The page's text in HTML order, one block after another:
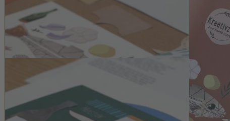
Zur Wunschliste hinzufügen
Sofort lieferbar
Du kochst oder backst gerne und hast eine Reihe von tollen
Flow finden: Mit Papier zu arbeiten macht einfach glücklich. Es fühlt
Online-Workshop zeigen wir dir, wir du aus den bunten Seiten
Workshop teilnehmen und wann immer du möchtest diese neue
Rezepte, Goodies und Achtsamkeitsübungen für ein paar kreative
Beschreibung
DAS ERWARTET DICH:
Unter Anleitung der Hamburger Illustratorin Annette Herzel wollen